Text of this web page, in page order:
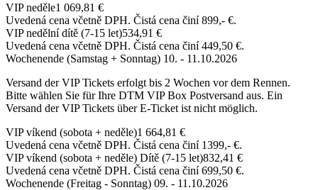
VIP neděle1 069,81 €
Uvedená cena včetně DPH. Čistá cena činí 899,- €.
VIP nedělní dítě (7-15 let)534,91 €
Uvedená cena včetně DPH. Čistá cena činí 449,50 €.
Wochenende (Samstag + Sonntag) 10. - 11.10.2026
Versand der VIP Tickets erfolgt bis 2 Wochen vor dem Rennen.
Bitte wählen Sie für Ihre DTM VIP Box Postversand aus. Ein
Versand der VIP Tickets über E-Ticket ist nicht möglich.
VIP víkend (sobota + neděle)1 664,81 €
Uvedená cena včetně DPH. Čistá cena činí 1399,- €.
VIP víkend (sobota + neděle) Dítě (7-15 let)832,41 €
Uvedená cena včetně DPH. Čistá cena činí 699,50 €.
Wochenende (Freitag - Sonntag) 09. - 11.10.2026